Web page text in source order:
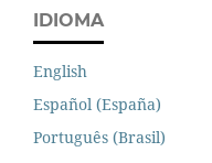
IDIOMA
English
Español (España)
Português (Brasil)